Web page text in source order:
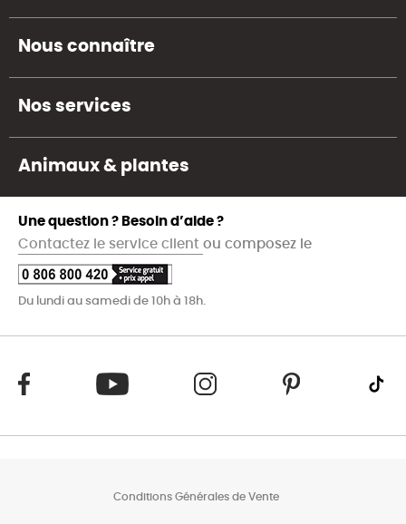
Nous connaître
Nos services
Animaux & plantes
Une question ? Besoin d’aide ?
Contactez le service client ou composez le
Du lundi au samedi de 10h à 18h.
Conditions Générales de Vente